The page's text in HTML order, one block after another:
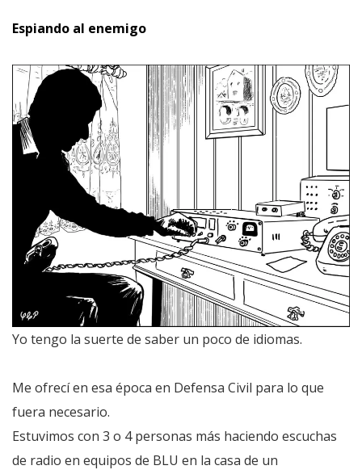
Espiando al enemigo
Yo tengo la suerte de saber un poco de idiomas.
Me ofrecí en esa época en Defensa Civil para lo que
fuera necesario.
Estuvimos con 3 o 4 personas más haciendo escuchas
de radio en equipos de BLU en la casa de un